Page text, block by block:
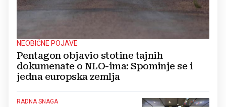
NEOBIČNE POJAVE
Pentagon objavio stotine tajnih
dokumenate o NLO-ima: Spominje se i
jedna europska zemlja
RADNA SNAGA